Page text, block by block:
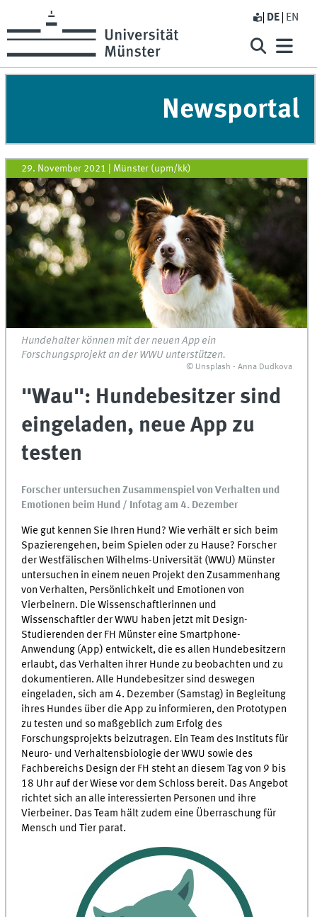
DE EN
Newsportal
29. November 2021 Münster (upm/kk)
Hundehalter können mit der neuen App ein
Forschungsprojekt an der WWU unterstützen.
© Unsplash - Anna Dudkova
"Wau": Hundebesitzer sind
eingeladen, neue App zu
testen
Forscher untersuchen Zusammenspiel von Verhalten und
Emotionen beim Hund / Infotag am 4. Dezember
Wie gut kennen Sie Ihren Hund? Wie verhält er sich beim
Spazierengehen, beim Spielen oder zu Hause? Forscher
der Westfälischen Wilhelms-Universität (WWU) Münster
untersuchen in einem neuen Projekt den Zusammenhang
von Verhalten, Persönlichkeit und Emotionen von
Vierbeinern. Die Wissenschaftlerinnen und
Wissenschaftler der WWU haben jetzt mit Design-
Studierenden der FH Münster eine Smartphone-
Anwendung (App) entwickelt, die es allen Hundebesitzern
erlaubt, das Verhalten ihrer Hunde zu beobachten und zu
dokumentieren. Alle Hundebesitzer sind deswegen
eingeladen, sich am 4. Dezember (Samstag) in Begleitung
ihres Hundes über die App zu informieren, den Prototypen
zu testen und so maßgeblich zum Erfolg des
Forschungsprojekts beizutragen. Ein Team des Instituts für
Neuro- und Verhaltensbiologie der WWU sowie des
Fachbereichs Design der FH steht an diesem Tag von 9 bis
18 Uhr auf der Wiese vor dem Schloss bereit. Das Angebot
richtet sich an alle interessierten Personen und ihre
Vierbeiner. Das Team hält zudem eine Überraschung für
Mensch und Tier parat.